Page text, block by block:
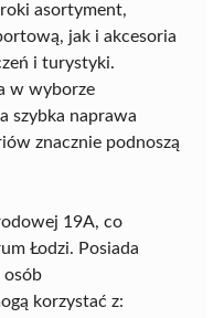
asortyment,
jak i akcesoria
i turystyki.
w wyborze
szybka naprawa
znacznie podnoszą
19A, co
Łodzi. Posiada
osób
korzystać z: